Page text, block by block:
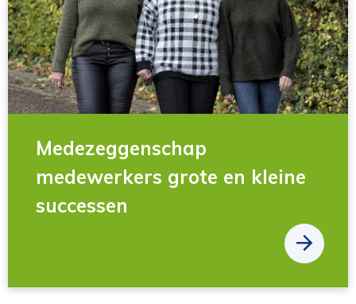
Medezeggenschap
medewerkers grote en kleine
successen